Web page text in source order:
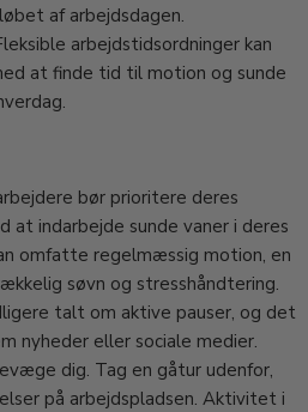
af arbejdsdagen.
arbejdstidsordninger kan
at finde tid til motion og sunde
bør prioritere deres
at indarbejde sunde vaner i deres
omfatte regelmæssig motion, en
søvn og stresshåndtering.
talt om aktive pauser, og det
nyheder eller sociale medier.
dig. Tag en gåtur udenfor,
på arbejdspladsen. Aktivitet i